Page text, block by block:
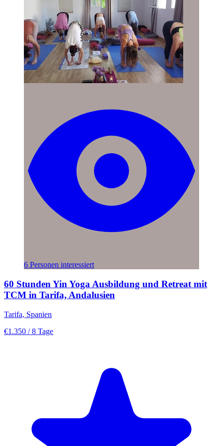
6 Personen interessiert
60 Stunden Yin Yoga Ausbildung und Retreat mit
TCM in Tarifa, Andalusien
Tarifa, Spanien
€1.350 / 8 Tage